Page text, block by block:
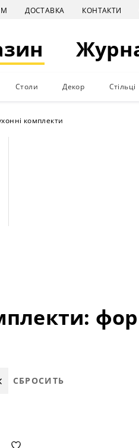
ДОСТАВКА КОНТАКТИ
Столи Декор Стільці
комплекти
СБРОСИТЬ